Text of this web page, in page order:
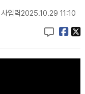
입력2025.10.29 11:10